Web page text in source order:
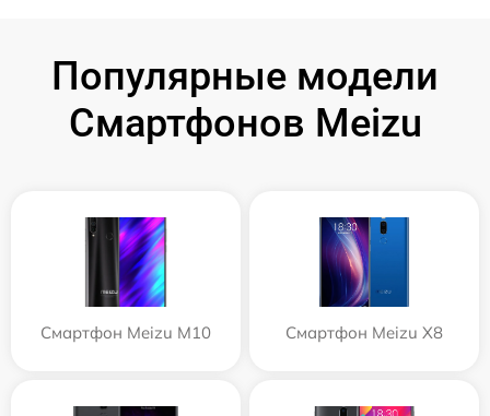
Популярные модели
Смартфонов Meizu
Смартфон Meizu M10 Смартфон Meizu X8